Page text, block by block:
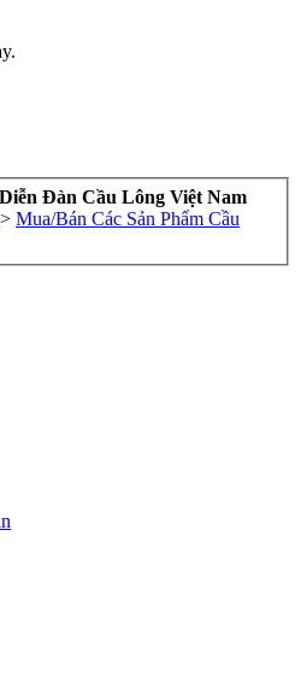
Đàn Cầu Lông Việt Nam
> Mua/Bán Các Sản Phẩm Cầu